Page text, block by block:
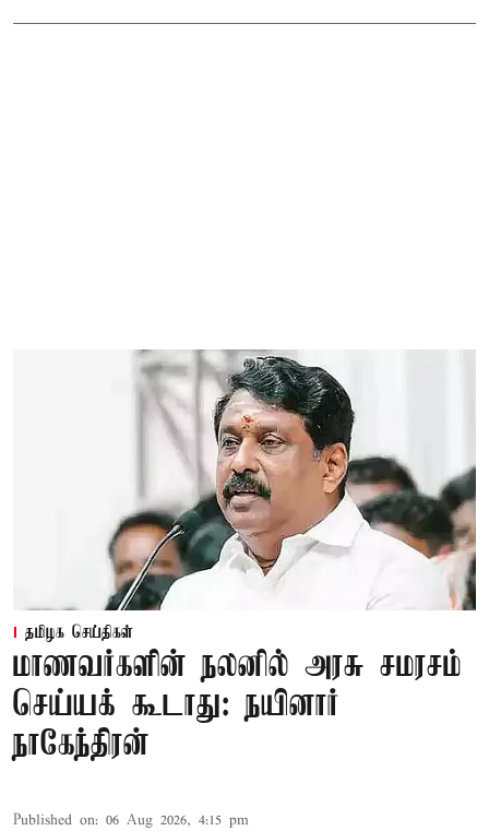
தமிழக செய்திகள்
மாணவர்களின் நலனில் அரசு சமரசம்
செய்யக் கூடாது: நயினார்
நாகேந்திரன்
Published on: 06 Aug 2026, 4:15 pm